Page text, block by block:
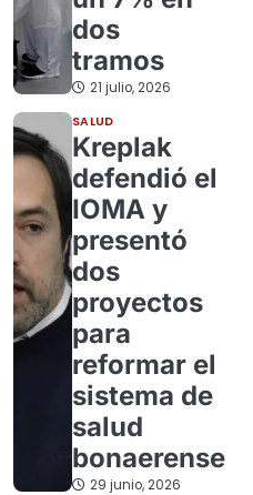
dos
tramos
21 julio, 2026
SALUD
Kreplak
defendió el
IOMA y
presentó
dos
proyectos
para
reformar el
sistema de
salud
bonaerense
29 junio, 2026